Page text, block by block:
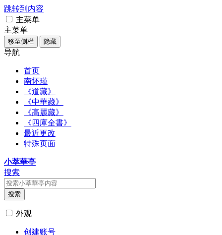
跳转到内容
主菜单
主菜单
移至侧栏 隐藏
导航
首页
南怀瑾
《道藏》
《中華藏》
《高麗藏》
《四庫全書》
最近更改
特殊页面
小萃華亭
搜索
搜索
外观
创建账号